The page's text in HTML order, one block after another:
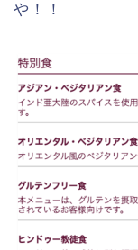
や！！